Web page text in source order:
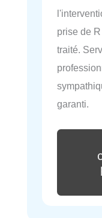
prise de
traité.
garanti.